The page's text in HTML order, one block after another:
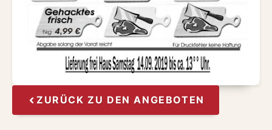
ZURÜCK ZU DEN ANGEBOTEN